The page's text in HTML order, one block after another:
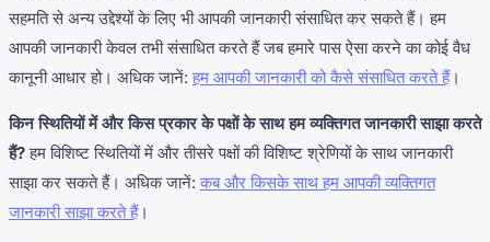
सहमति से अन्य उद्देश्यों के लिए भी आपकी जानकारी संसाधित कर सकते हैं। हम
आपकी जानकारी केवल तभी संसाधित करते हैं जब हमारे पास ऐसा करने का कोई वैध
कानूनी आधार हो। अधिक जानें: हम आपकी जानकारी को कैसे संसाधित करते हैं।
किन स्थितियों में और किस प्रकार के पक्षों के साथ हम व्यक्तिगत जानकारी साझा करते
हैं?हम विशिष्ट स्थितियों में और तीसरे पक्षों की विशिष्ट श्रेणियों के साथ जानकारी
साझा कर सकते हैं। अधिक जानें: कब और किसके साथ हम आपकी व्यक्तिगत
जानकारी साझा करते हैं।